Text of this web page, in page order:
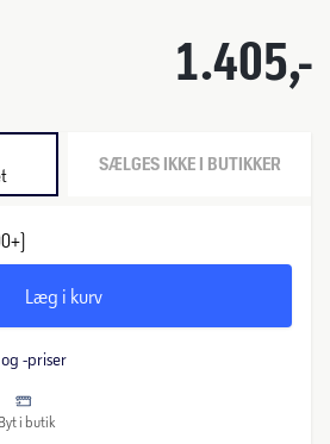
1.405,-
SÆLGES IKKE I BUTIKKER
Læg i kurv
-priser
Byt i butik